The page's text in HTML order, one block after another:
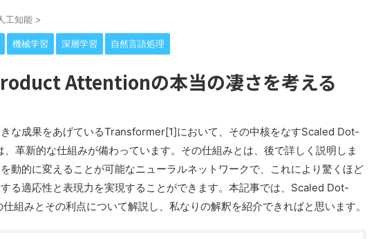
工知能 >
機械学習 深層学習 自然言語処理
Attentionの本当の凄さを考える
な成果をあげているTransformer[1]において、その中核をなすScaled Dot-
革新的な仕組みが備わっています。その仕組みとは、後で詳しく説明しま
動的に変えることが可能なニューラルネットワークで、これにより驚くほど
る適応性と表現力を実現することができます。本記事では、Scaled Dot-
組みとその利点について解説し、私なりの解釈を紹介できればと思います。